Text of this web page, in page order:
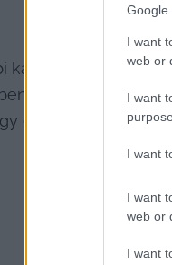
Google
I want
web or
I want
I want
I want
web or
I want
kategóriát nem
pedofilgyanú.
egyetlen esetben